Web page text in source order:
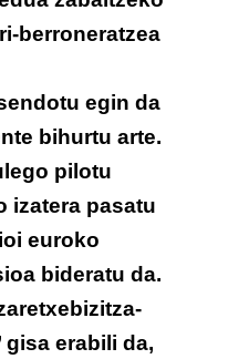
berroneratzea
egin da
bihurtu arte.
pilotu
izatera pasatu
euroko
bideratu da.
gisa erabili da,